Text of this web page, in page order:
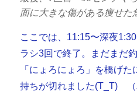
面に大きな傷がある痩せた
ここでは、11:15〜深夜
ラシ3回で終了。まだまだ
「にょろにょろ」を橋げ
持ちが切れました(T_T)